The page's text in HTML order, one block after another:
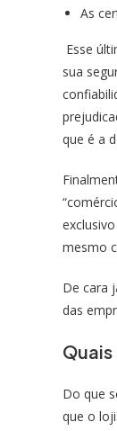
As
Esse
sua
que é a
mesmo
De cara
das
Do que
que o